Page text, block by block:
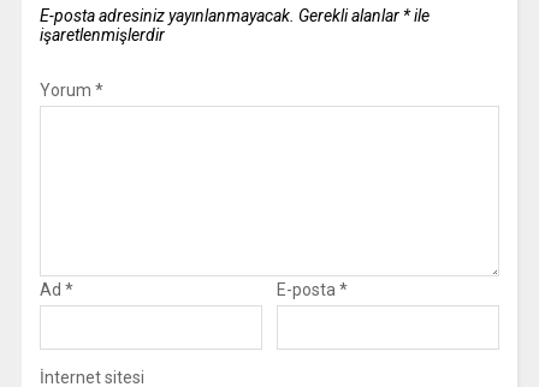
E-posta adresiniz yayınlanmayacak. Gerekli alanlar *ile
işaretlenmişlerdir
Yorum *
Ad * E-posta *
İnternet sitesi